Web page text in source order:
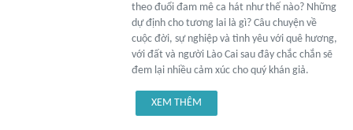
theo đuổi đam mê ca hát như thế nào? Những
dự định cho tương lai là gì? Câu chuyện về
cuộc đời, sự nghiệp và tình yêu với quê hương,
với đất và người Lào Cai sau đây chắc chắn sẽ
đem lại nhiều cảm xúc cho quý khán giả.
XEM THÊM